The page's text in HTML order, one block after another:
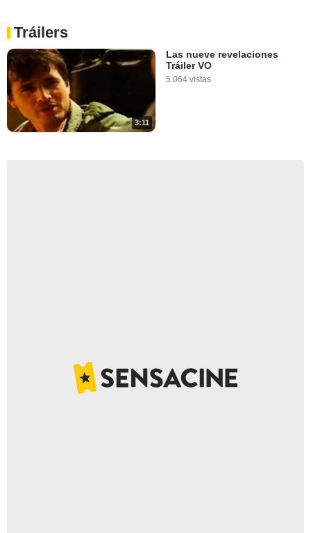
Tráilers
3:11
Las nueve revelaciones
Tráiler VO
5.064 vistas